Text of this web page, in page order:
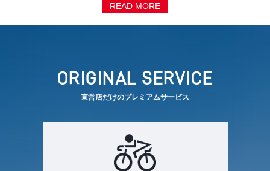
READ MORE
ORIGINAL SERVICE
直営店だけのプレミアムサービス